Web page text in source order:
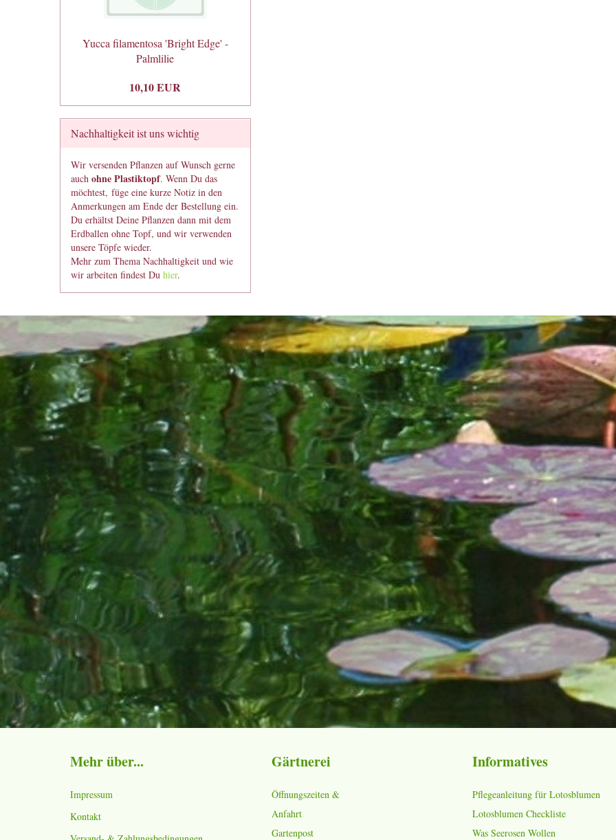
Yucca filamentosa 'Bright Edge' -
Palmlilie
10,10 EUR
Nachhaltigkeit ist uns wichtig
Wir versenden Pflanzen auf Wunsch gerne
auch ohne Plastiktopf. Wenn Du das
möchtest, füge eine kurze Notiz in den
Anmerkungen am Ende der Bestellung ein.
Du erhältst Deine Pflanzen dann mit dem
Erdballen ohne Topf, und wir verwenden
unsere Töpfe wieder.
Mehr zum Thema Nachhaltigkeit und wie
wir arbeiten findest Du hier.
Mehr über...
Impressum
Kontakt
Gärtnerei
Öffnungszeiten &
Anfahrt
Gartenpost
Informatives
Pflegeanleitung für Lotosblumen
Lotosblumen Checkliste
Was Seerosen Wollen